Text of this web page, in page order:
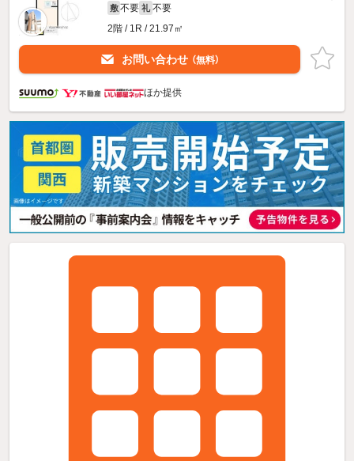
敷 不要 礼 不要
2階 / 1R / 21.97㎡
お問い合わせ （無料）
ほか提供